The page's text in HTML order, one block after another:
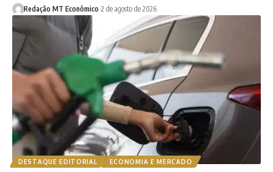
Redação MT Econômico 2 de agosto de 2026
DESTAQUE EDITORIAL ECONOMIA E MERCADO